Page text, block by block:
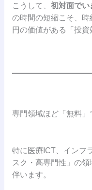
こうして、 初対面でい
の時間の短縮こそ、
円の価値がある「投資
専門領域ほど「無料
特に医療ICT、インフ
スク・高専門性」の
伴います。